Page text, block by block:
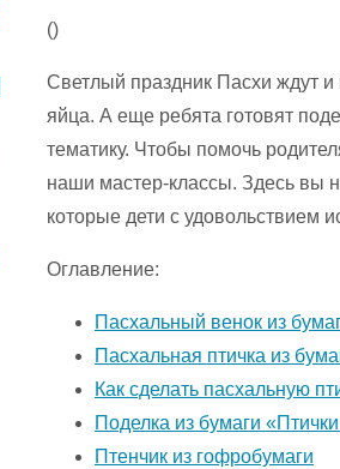
()
Светлый праздник Пасхи ждут
яйца. А еще ребята готовят
тематику. Чтобы помочь
наши мастер-классы. Здесь вы
которые дети с удовольствием
Оглавление:
Пасхальный венок из
Пасхальная птичка из
Как сделать пасхальную
Поделка из бумаги
Птенчик из гофробумаги